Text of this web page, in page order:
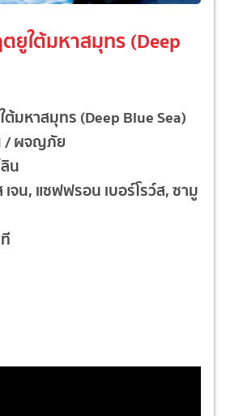
ยูใต้มหาสมุทร (Deep
มหาสมุทร (Deep Blue Sea)
/ ผจญภัย
น
เจน, แซฟฟรอน เบอร์โรว์ส, ซามู